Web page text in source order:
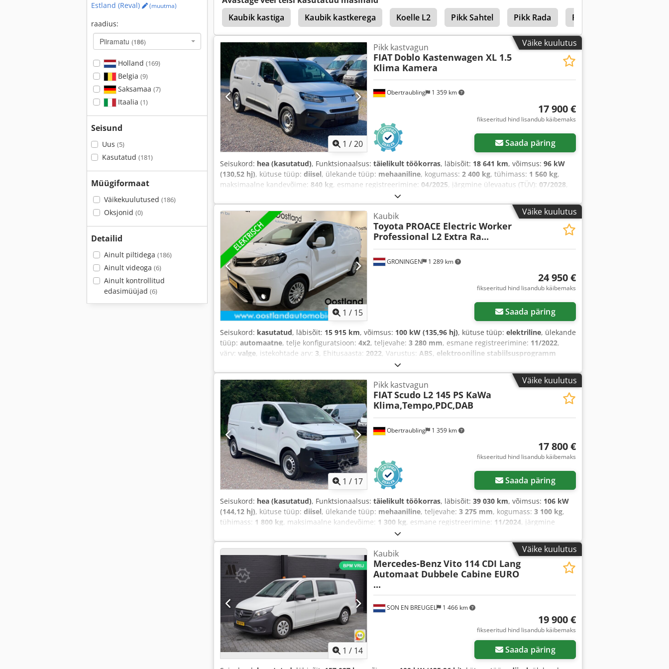
Estland (Reval)
(muutma)
raadius:
Piiramatu (186)
Holland (169)
Belgia (9)
Saksamaa (7)
Itaalia (1)
Seisund
Uus (5)
Kasutatud (181)
Müügiformaat
Väikekuulutused (186)
Oksjonid (0)
Detailid
Ainult piltidega (186)
Ainult videoga (6)
Ainult kontrollitud
edasimüüjad (6)
Kaubik kastiga
Kaubik kastkerega Koelle L2 Pikk Sahtel Pikk Rada Pikk Hobler
Väike kuulutus
1 /20
Obertraubling 1 359 km
Pikk kastvagun
FIAT Doblo Kastenwagen XL 1.5
Klima Kamera
17 900 €
fikseeritud hind lisandub käibemaks
Saada päring
Seisukord: hea (kasutatud), Funktsionaalsus: täielikult töökorras, läbisõit: 18 641 km, võimsus: 96 kW
(130,52 hj), kütuse tüüp: diisel, ülekande tüüp: mehaaniline, kogumass: 2 400 kg, tühimass: 1 560 kg,
maksimaalne kandevõime: 840 kg, esmane registreerimine: 04/2025, järgmine ülevaatus (TÜV): 07/2028,
, laadimisruumi laius:
heitmeklass:Euro 6e, värv:valge, istekohtade arv:3, varasemate omanike arv:1, masina/sõiduki number:
EULW2497
, Varustus:ABS, aastaringsed rehvid, auto registreerimine, elektrooniline
stabiilsusprogramm (ESP), immobilisaatorisüsteem, istmesoojendus, kasutatud sõiduki garantii,
keskne lukustus, kiirusehoidja, kliimaseade, liuguks, navigatsioonisüsteem, pardaarvuti,
parkimissensorid, roolivõimendi, tagurduskaamera, tahmafilter, turvapadi, udutuled, veojõukontroll,
veoki registreerimine,
Väike kuulutus
1 / 15
GRONINGEN 1 289 km
Kaubik
Toyota PROACE Electric Worker
Professional L2 Extra Ra...
24 950 €
fikseeritud hind lisandub käibemaks
Saada päring
Seisukord: kasutatud, läbisõit: 15 915 km, võimsus: 100 kW (135,96 hj), kütuse tüüp: elektriline, ülekande
tüüp: automaatne, telje konfiguratsioon: 4x2, teljevahe: 3 280 mm, esmane registreerimine: 11/2022,
värv: valge, istekohtade arv: 3, Ehitusaasta: 2022, Varustus: ABS, elektrooniline stabiilsusprogramm
(ESP), immobilisaatorisüsteem, kiirusehoidja, kliimaseade, liuguks, navigatsioonisüsteem,
parkimissensorid, roolivõimendi, turvapadi, udutuled, veojõukontroll,
Väike kuulutus
1 / 17
Obertraubling 1 359 km
Pikk kastvagun
FIATScudo L2 145 PS KaWa
Klima,Tempo,PDC,DAB
17 800 €
fikseeritud hind lisandub käibemaks
Saada päring
Seisukord: hea (kasutatud), Funktsionaalsus: täielikult töökorras, läbisõit: 39 030 km, võimsus: 106 kW
(144,12 hj), kütuse tüüp: diisel, ülekande tüüp: mehaaniline, teljevahe: 3 275 mm, kogumass: 3 100 kg,
tühimass: 1 800 kg, maksimaalne kandevõime: 1 300 kg, esmane registreerimine: 11/2024, järgmine
2 512 mm
kõrgus:1 220 mm, heitmeklass:Euro 6d-TEMP, värv:valge, istekohtade arv:3, varasemate omanike arv:1,
Varustus:ABS, AdBlue, Android Auto, Apple CarPlay, Bluetooth, aastaringsed rehvid, auto
registreerimine, elektrooniline stabiilsusprogramm (ESP), immobilisaatorisüsteem, kasutatud sõiduki
garantii, keskne lukustus, kiirusehoidja, kliimaseade, liuguks, navigatsioonisüsteem, pardaarvuti,
parkimissensorid, roolivõimendi, tahmafilter, turvapadi, veoki registreerimine
Väike kuulutus
1 / 14
SON EN BREUGEL 1 466 km
Kaubik
Mercedes-BenzVito 114 CDI Lang
Automaat Dubbele Cabine EURO
...
19 900 €
fikseeritud hind lisandub käibemaks
Saada päring